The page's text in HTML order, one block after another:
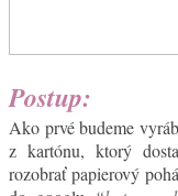
Postup:
Ako prvé budeme
z kartónu, ktorý
rozobrať papierový